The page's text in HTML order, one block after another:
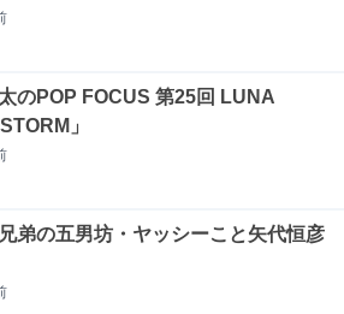
のPOP FOCUS 第25回 LUNA
」
弟の五男坊・ヤッシーこと矢代恒彦